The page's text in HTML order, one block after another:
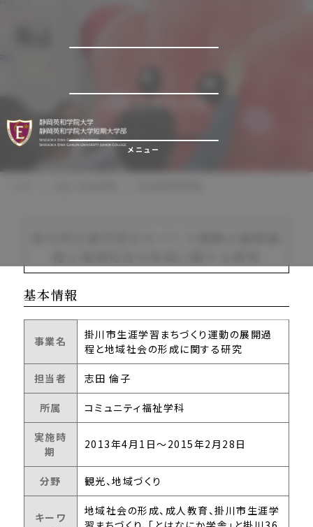
メニュー
地域連携事例集
基本情報
事業名
掛川市生涯学習まちづくり運動の展開過
程と地域社会の形成に関する研究
担当者 志田 倫子
所属 コミュニティ福祉学科
実施時
期
2013年4月1日～2015年2月28日
分野 観光、地域づくり
キーワ
地域社会の形成、成人教育、掛川市生涯学